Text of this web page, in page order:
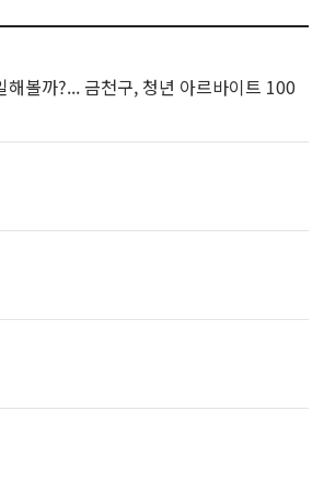
해볼까?... 금천구, 청년 아르바이트 100